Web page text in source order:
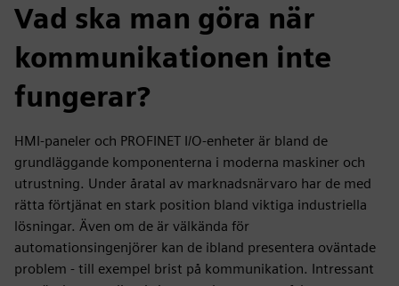
Vad ska man göra när
kommunikationen inte
fungerar?
HMI-paneler och PROFINET I/O-enheter är bland de
grundläggande komponenterna i moderna maskiner och
utrustning. Under åratal av marknadsnärvaro har de med
rätta förtjänat en stark position bland viktiga industriella
lösningar. Även om de är välkända för
automationsingenjörer kan de ibland presentera oväntade
problem - till exempel brist på kommunikation. Intressant